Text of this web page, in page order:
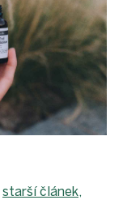
starší článek,